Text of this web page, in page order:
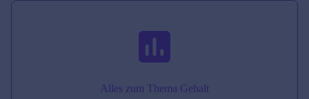
Alles zum Thema Gehalt